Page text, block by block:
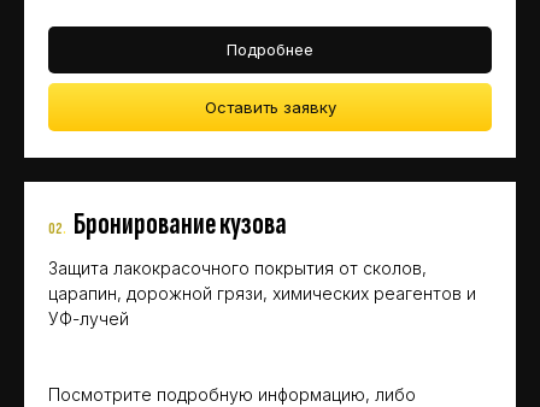
Подробнее
Оставить заявку
02. Бронирование кузова
Защита лакокрасочного покрытия от сколов,
царапин, дорожной грязи, химических реагентов и
УФ-лучей
Посмотрите подробную информацию, либо